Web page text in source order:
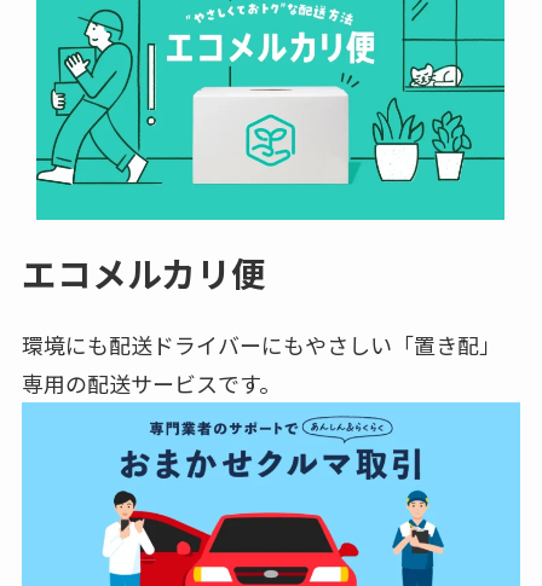
エコメルカリ便
環境にも配送ドライバーにもやさしい「置き配」
専用の配送サービスです。